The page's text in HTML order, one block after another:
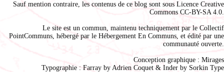
Sauf mention contraire, les contenus de ce blog sont sous Licence Creative
Commons CC-BY-SA 4.0
Le site est un commun, maintenu techniquement par le Collectif
PointCommuns , hébergé par le Hébergement En Communs , et édité par une
communauté ouverte.
Conception graphique : Mirages
Typographie : Farray by Adrien Coquet & Inder by Sorkin Type